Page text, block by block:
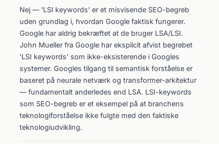
Nej — 'LSI keywords' er et misvisende SEO-begreb
uden grundlag i, hvordan Google faktisk fungerer.
Google har aldrig bekræftet at de bruger LSA/LSI.
John Mueller fra Google har eksplicit afvist begrebet
'LSI keywords' som ikke-eksisterende i Googles
systemer. Googles tilgang til semantisk forståelse er
baseret på neurale netværk og transformer-arkitektur
— fundamentalt anderledes end LSA. LSI-keywords
som SEO-begreb er et eksempel på at branchens
teknologiforståelse ikke fulgte med den faktiske
teknologiudvikling.